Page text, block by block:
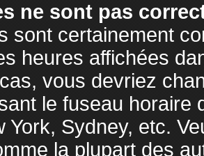
ne sont pas
sont certainement
heures affichées
vous devriez
le fuseau horaire
York, Sydney, etc.
la plupart des